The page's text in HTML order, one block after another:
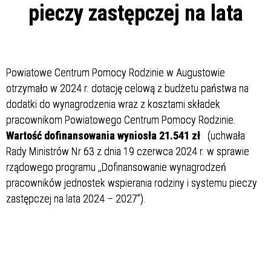
pieczy zastępczej na lata
Powiatowe Centrum Pomocy Rodzinie w Augustowie
otrzymało w 2024 r. dotację celową z budżetu państwa na
dodatki do wynagrodzenia wraz z kosztami składek
pracownikom Powiatowego Centrum Pomocy Rodzinie.
Wartość dofinansowania wyniosła 21.541 zł (uchwała
Rady Ministrów Nr 63 z dnia 19 czerwca 2024 r. w sprawie
rządowego programu ,,Dofinansowanie wynagrodzeń
pracowników jednostek wspierania rodziny i systemu pieczy
zastępczej na lata 2024 – 2027”).